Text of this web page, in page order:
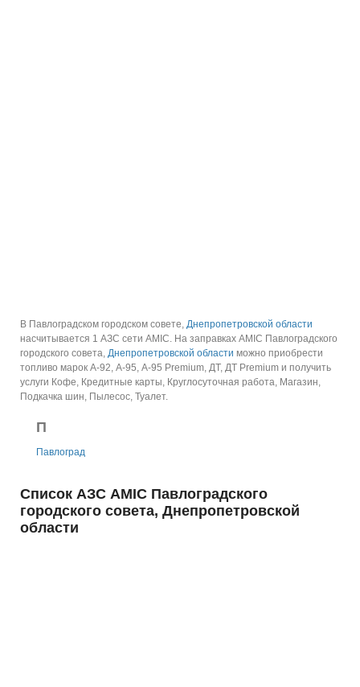
В Павлоградском городском совете, Днепропетровской области
насчитывается 1 АЗС сети AMIC. На заправках AMIC Павлоградского
городского совета, Днепропетровской области можно приобрести
топливо марок А-92, А-95, А-95 Premium, ДТ, ДТ Premium и получить
услуги Кофе, Кредитные карты, Круглосуточная работа, Магазин,
Подкачка шин, Пылесос, Туалет.
П
Павлоград
Список АЗС AMIC Павлоградского
городского совета, Днепропетровской
области